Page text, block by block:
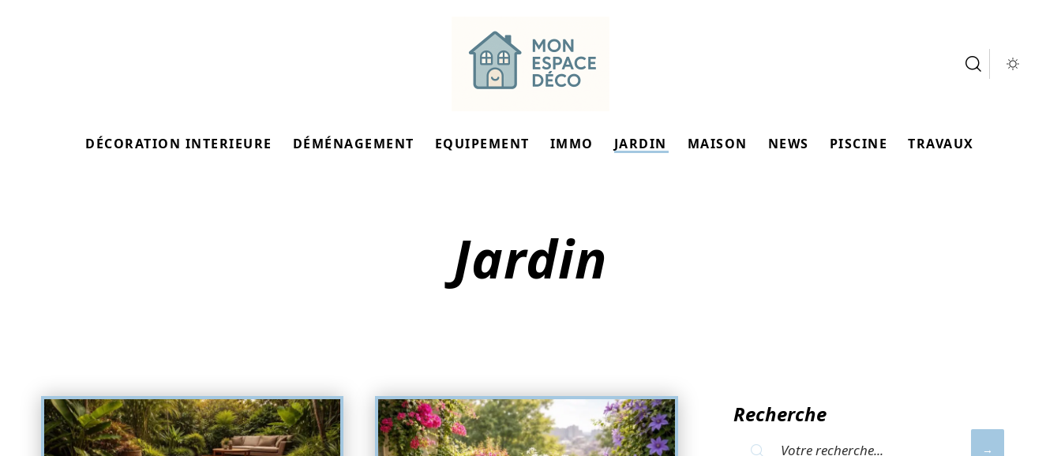
DÉCORATION INTERIEURE DÉMÉNAGEMENT EQUIPEMENT IMMO JARDIN MAISON NEWS PISCINE TRAVAUX
Jardin
Recherche